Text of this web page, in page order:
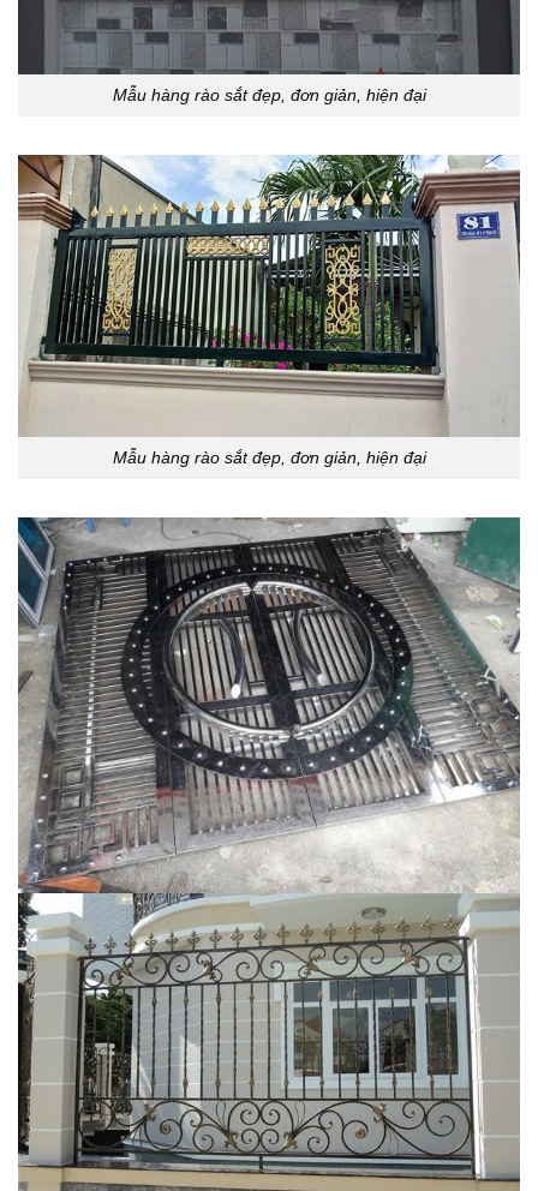
Mẫu hàng rào sắt đẹp, đơn giản, hiện đại
Mẫu hàng rào sắt đẹp, đơn giản, hiện đại